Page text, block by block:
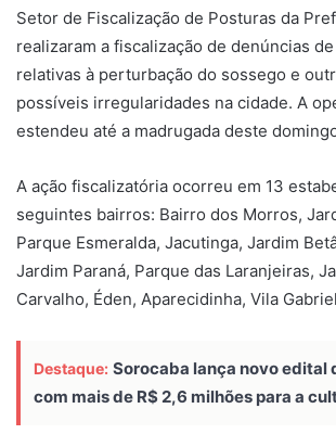
Setor de Fiscalização de Posturas da
realizaram a fiscalização de denúncias
relativas à perturbação do sossego e
possíveis irregularidades na cidade. A
estendeu até a madrugada deste
A ação fiscalizatória ocorreu em 13
seguintes bairros: Bairro dos Morros,
Parque Esmeralda, Jacutinga, Jardim
Jardim Paraná, Parque das Laranjeiras,
Carvalho, Éden, Aparecidinha, Vila
Destaque: Sorocaba lança novo edital
com mais de R$ 2,6 milhões para a